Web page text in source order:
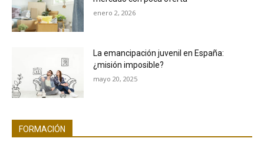
enero 2, 2026
La emancipación juvenil en España:
¿misión imposible?
mayo 20, 2025
FORMACIÓN